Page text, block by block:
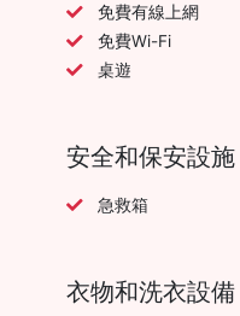
免費有線上網
免費Wi-Fi
桌遊
安全和保安設施
急救箱
衣物和洗衣設備